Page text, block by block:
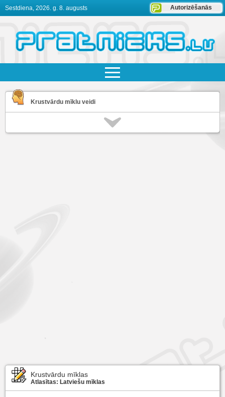
Sestdiena, 2026. g. 8. augusts Autorizēšanās
Krustvārdu mīklu veidi
Krustvārdu mīklas
Atlasītas: Latviešu mīklas